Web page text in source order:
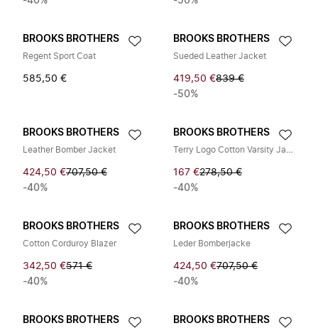
BROOKS BROTHERS
Regent Sport Coat
585,50 €
BROOKS BROTHERS
Sueded Leather Jacket
419,50 €839 €
-50%
BROOKS BROTHERS
Leather Bomber Jacket
424,50 €707,50 €
-40%
BROOKS BROTHERS
Terry Logo Cotton Varsity Jacket
167 €278,50 €
-40%
BROOKS BROTHERS
Cotton Corduroy Blazer
342,50 €571 €
-40%
BROOKS BROTHERS
Leder Bomberjacke
424,50 €707,50 €
-40%
BROOKS BROTHERS BROOKS BROTHERS